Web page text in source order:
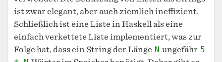
ist zwar elegant, aber auch ziemlich ineffizient.
Schließlich ist eine Liste in Haskell als eine
einfach verkettete Liste implementiert, was zur
Folge hat, dass ein String der Länge N ungefähr 5